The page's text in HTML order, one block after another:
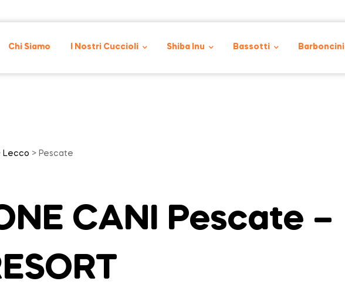
Chi Siamo I Nostri Cuccioli Shiba Inu Bassotti Barboncini
Lecco > Pescate
CANI Pescate –